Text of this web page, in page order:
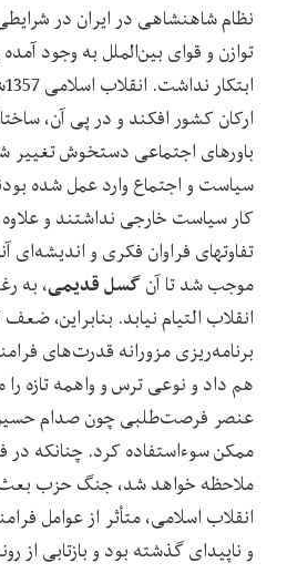
نظام شاهنشاهی در ایران در
توازن و قوای بین‌الملل به وجود
ارکان کشور افکند و در پی آن،
باورهای اجتماعی دستخوش
سیاست و اجتماع وارد عمل شده
کار سیاست خارجی نداشتند و علاوه
تفاوت‏های فراوان فکری و اندیشه‌ای
موجب شد تا آنگسل قدیمی، به
انقلاب التیام نیابد. بنابراین،
برنامه‌ریزی مزورانه قدرت‌های
هم داد و نوعی ترس و واهمه تازه
عنصر فرصت‌طلبی چون صدام حسین
ممکن سوءاستفاده کرد. چنانکه در
ملاحظه خواهد شد، جنگ حزب بعث
انقلاب اسلامی، متأثر از عوامل
و ناپیدای گذشته بود و بازتابی از